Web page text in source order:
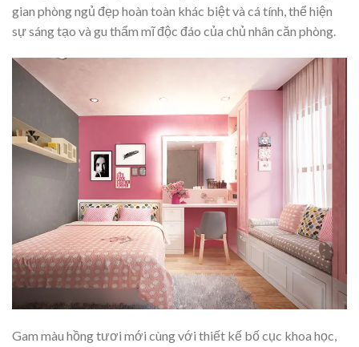
gian phòng ngủ đẹp hoàn toàn khác biệt và cá tính, thể hiện
sự sáng tạo và gu thẩm mĩ độc đáo của chủ nhân căn phòng.
Gam màu hồng tươi mới cùng với thiết kế bố cục khoa học,